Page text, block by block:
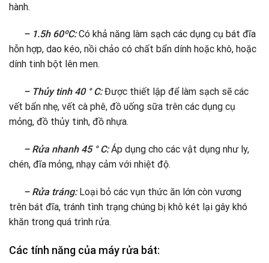
hành.
– 1.5h 60ºC:Có khả năng làm sạch các dụng cụ bát đĩa
hỗn hợp, dao kéo, nồi chảo có chất bẩn dính hoặc khô, hoặc
dính tinh bột lên men.
– Thủy tinh 40 ° C:Được thiết lập để làm sạch sẽ các
vết bẩn nhẹ, vết cà phê, đồ uống sữa trên các dụng cụ
mỏng, đồ thủy tinh, đồ nhựa.
– Rửa nhanh 45 ° C:Áp dụng cho các vật dụng như ly,
chén, đĩa mỏng, nhạy cảm với nhiệt độ.
– Rửa tráng:Loại bỏ các vụn thức ăn lớn còn vương
trên bát đĩa, tránh tình trạng chúng bị khô két lại gây khó
khăn trong quá trình rửa.
Các tính năng của máy rửa bát: